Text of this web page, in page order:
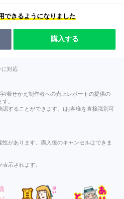
できるようになりました
購入する
に対応
/着せかえ制作者への売上レポートの提供の
。
することができます。(お客様を直接識別可
があります。購入後のキャンセルはできま
示されます。